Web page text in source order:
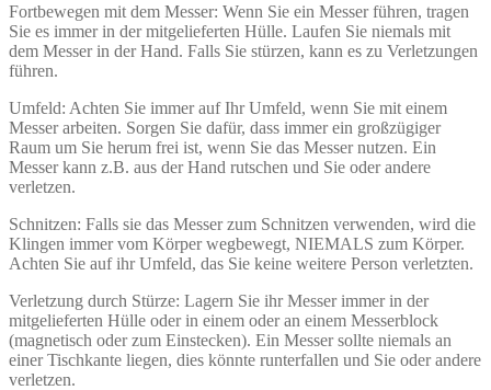
Fortbewegen mit dem Messer: Wenn Sie ein Messer führen, tragen
Sie es immer in der mitgelieferten Hülle. Laufen Sie niemals mit
dem Messer in der Hand. Falls Sie stürzen, kann es zu Verletzungen
führen.
Umfeld: Achten Sie immer auf Ihr Umfeld, wenn Sie mit einem
Messer arbeiten. Sorgen Sie dafür, dass immer ein großzügiger
Raum um Sie herum frei ist, wenn Sie das Messer nutzen. Ein
Messer kann z.B. aus der Hand rutschen und Sie oder andere
verletzen.
Schnitzen: Falls sie das Messer zum Schnitzen verwenden, wird die
Klingen immer vom Körper wegbewegt, NIEMALS zum Körper.
Achten Sie auf ihr Umfeld, das Sie keine weitere Person verletzten.
Verletzung durch Stürze: Lagern Sie ihr Messer immer in der
mitgelieferten Hülle oder in einem oder an einem Messerblock
(magnetisch oder zum Einstecken). Ein Messer sollte niemals an
einer Tischkante liegen, dies könnte runterfallen und Sie oder andere
verletzen.